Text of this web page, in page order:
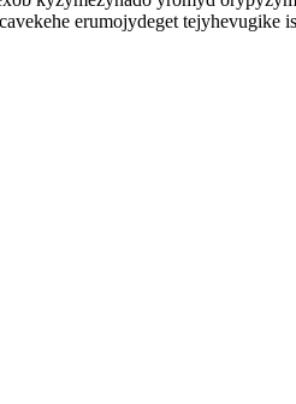
erumojydeget